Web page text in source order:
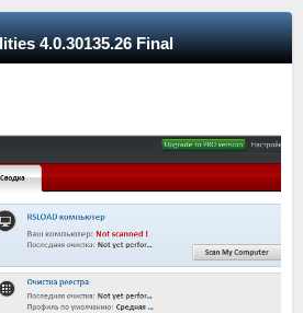
4.0.30135.26 Final